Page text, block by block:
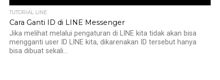
TUTORIAL LINE
Cara Ganti ID di LINE Messenger
Jika melihat melalui pengaturan di LINE kita tidak akan bisa
mengganti user ID LINE kita, dikarenakan ID tersebut hanya
bisa dibuat sekali...